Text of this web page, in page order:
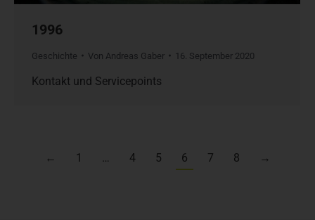
1996
Geschichte Von Andreas Gaber 16. September 2020
Kontakt und Servicepoints
← 1 … 4 5 6 7 8 →